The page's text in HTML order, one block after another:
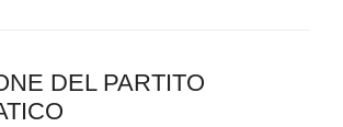
DEL PARTITO